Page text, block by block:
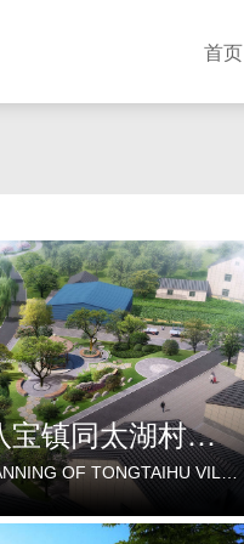
首页
松滋市八宝镇同太湖村村庄规划
VILLAGE PLANNING OF TONGTAIHU VILLAGE, BABAO TOWN, SONGZI CITY